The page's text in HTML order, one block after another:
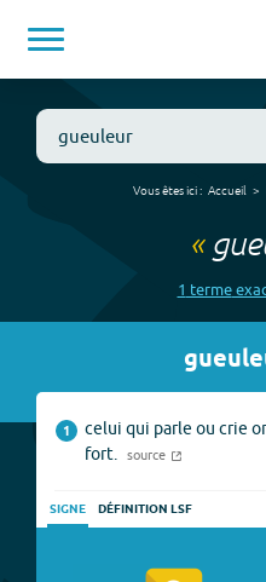
Vous êtes ici : Accueil
«
1 terme
1
celui qui parle ou crie
fort.
source
SIGNE DÉFINITION LSF